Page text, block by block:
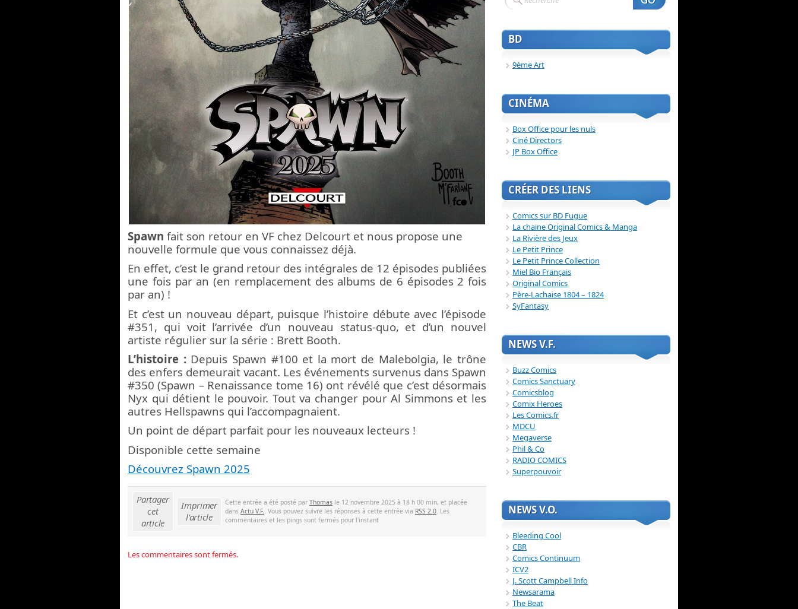
Spawn fait son retour en VF chez Delcourt et nous propose une
nouvelle formule que vous connaissez déjà.
En effet, c’est le grand retour des intégrales de 12 épisodes publiées
une fois par an (en remplacement des albums de 6 épisodes 2 fois
par an) !
Et c’est un nouveau départ, puisque l’histoire débute avec l’épisode
#351, qui voit l’arrivée d’un nouveau status-quo, et d’un nouvel
artiste régulier sur la série : Brett Booth.
L’histoire :Depuis Spawn #100 et la mort de Malebolgia, le trône
des enfers demeurait vacant. Les événements survenus dans Spawn
#350 (Spawn – Renaissance tome 16) ont révélé que c’est désormais
Nyx qui détient le pouvoir. Tout va changer pour Al Simmons et les
autres Hellspawns qui l’accompagnaient.
Un point de départ parfait pour les nouveaux lecteurs !
Disponible cette semaine
Découvrez Spawn 2025
Partager
cet
article
Imprimer
l'article
Cette entrée a été posté par Thomas le 12 novembre 2025 à 18 h 00 min, et placée
dans Actu V.F.. Vous pouvez suivre les réponses à cette entrée via RSS 2.0. Les
commentaires et les pings sont fermés pour l'instant
Les commentaires sont fermés.
BD
9ème Art
CINÉMA
Box Office pour les nuls
Ciné Directors
JP Box Office
CRÉER DES LIENS
Comics sur BD Fugue
La chaine Original Comics & Manga
La Rivière des Jeux
Le Petit Prince
Le Petit Prince Collection
Miel Bio Français
Original Comics
Père-Lachaise 1804 – 1824
SyFantasy
NEWS V.F.
Buzz Comics
Comics Sanctuary
Comicsblog
Comix Heroes
Les Comics.fr
MDCU
Megaverse
Phil & Co
RADIO COMICS
Superpouvoir
NEWS V.O.
Bleeding Cool
CBR
Comics Continuum
ICV2
J. Scott Campbell Info
Newsarama
The Beat